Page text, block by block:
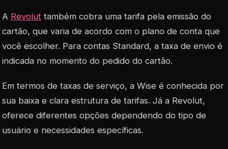
A Revolut também cobra uma tarifa pela emissão do
cartão, que varia de acordo com o plano de conta que
você escolher. Para contas Standard, a taxa de envio é
indicada no momento do pedido do cartão.
Em termos de taxas de serviço, a Wise é conhecida por
sua baixa e clara estrutura de tarifas. Já a Revolut,
oferece diferentes opções dependendo do tipo de
usuário e necessidades específicas.